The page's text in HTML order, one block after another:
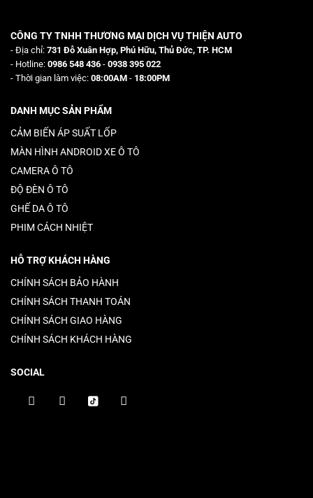
CÔNG TY TNHH THƯƠNG MẠI DỊCH VỤ THIỆN AUTO
- Địa chỉ: 731 Đỗ Xuân Hợp, Phú Hữu, Thủ Đức, TP. HCM
- Hotline: 0986 548 436 - 0938 395 022
- Thời gian làm việc: 08:00AM - 18:00PM
DANH MỤC SẢN PHẨM
CẢM BIẾN ÁP SUẤT LỐP
MÀN HÌNH ANDROID XE Ô TÔ
CAMERA Ô TÔ
ĐỘ ĐÈN Ô TÔ
GHẾ DA Ô TÔ
PHIM CÁCH NHIỆT
HỖ TRỢ KHÁCH HÀNG
CHÍNH SÁCH BẢO HÀNH
CHÍNH SÁCH THANH TOÁN
CHÍNH SÁCH GIAO HÀNG
CHÍNH SÁCH KHÁCH HÀNG
SOCIAL